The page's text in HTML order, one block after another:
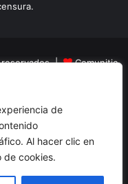
de
Al hacer clic en
de cookies.
reservados |
Comunitic
Turismo
Reportajes
Instagram